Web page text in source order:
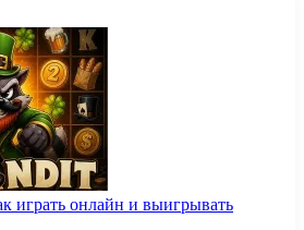
играть онлайн и выигрывать